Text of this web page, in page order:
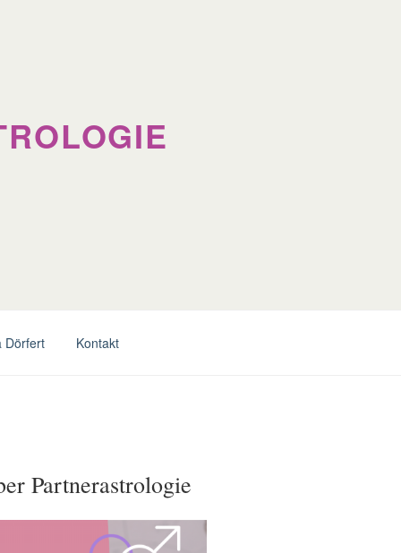
Dörfert Kontakt
Partnerastrologie